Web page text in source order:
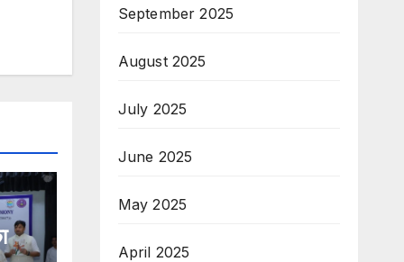
September 2025
August 2025
July 2025
June 2025
May 2025
April 2025